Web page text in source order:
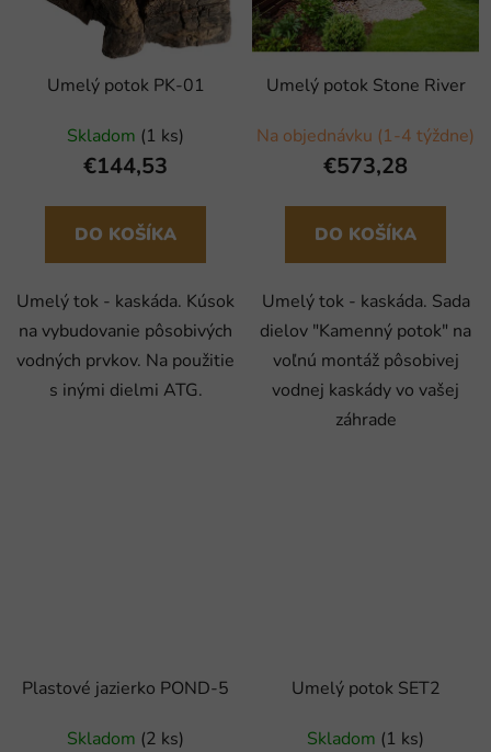
Umelý potok PK-01
Skladom (1 ks)
€144,53
DO KOŠÍKA
Umelý tok - kaskáda. Kúsok
na vybudovanie pôsobivých
vodných prvkov. Na použitie
s inými dielmi ATG.
Umelý potok Stone River
Na objednávku (1-4 týždne)
€573,28
DO KOŠÍKA
Umelý tok - kaskáda. Sada
dielov "Kamenný potok" na
voľnú montáž pôsobivej
vodnej kaskády vo vašej
záhrade
Plastové jazierko POND-5
Skladom (2 ks)
Umelý potok SET2
Skladom (1 ks)